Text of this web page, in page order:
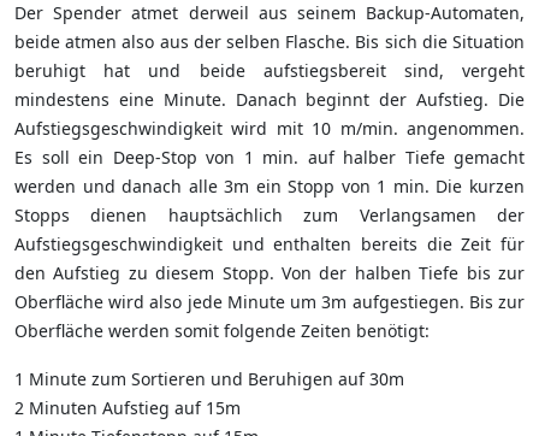
Der Spender atmet derweil aus seinem Backup-Automaten,
beide atmen also aus der selben Flasche. Bis sich die Situation
beruhigt hat und beide aufstiegsbereit sind, vergeht
mindestens eine Minute. Danach beginnt der Aufstieg. Die
Aufstiegsgeschwindigkeit wird mit 10 m/min. angenommen.
Es soll ein Deep-Stop von 1 min. auf halber Tiefe gemacht
werden und danach alle 3m ein Stopp von 1 min. Die kurzen
Stopps dienen hauptsächlich zum Verlangsamen der
Aufstiegsgeschwindigkeit und enthalten bereits die Zeit für
den Aufstieg zu diesem Stopp. Von der halben Tiefe bis zur
Oberfläche wird also jede Minute um 3m aufgestiegen. Bis zur
Oberfläche werden somit folgende Zeiten benötigt:
1 Minute zum Sortieren und Beruhigen auf 30m
2 Minuten Aufstieg auf 15m